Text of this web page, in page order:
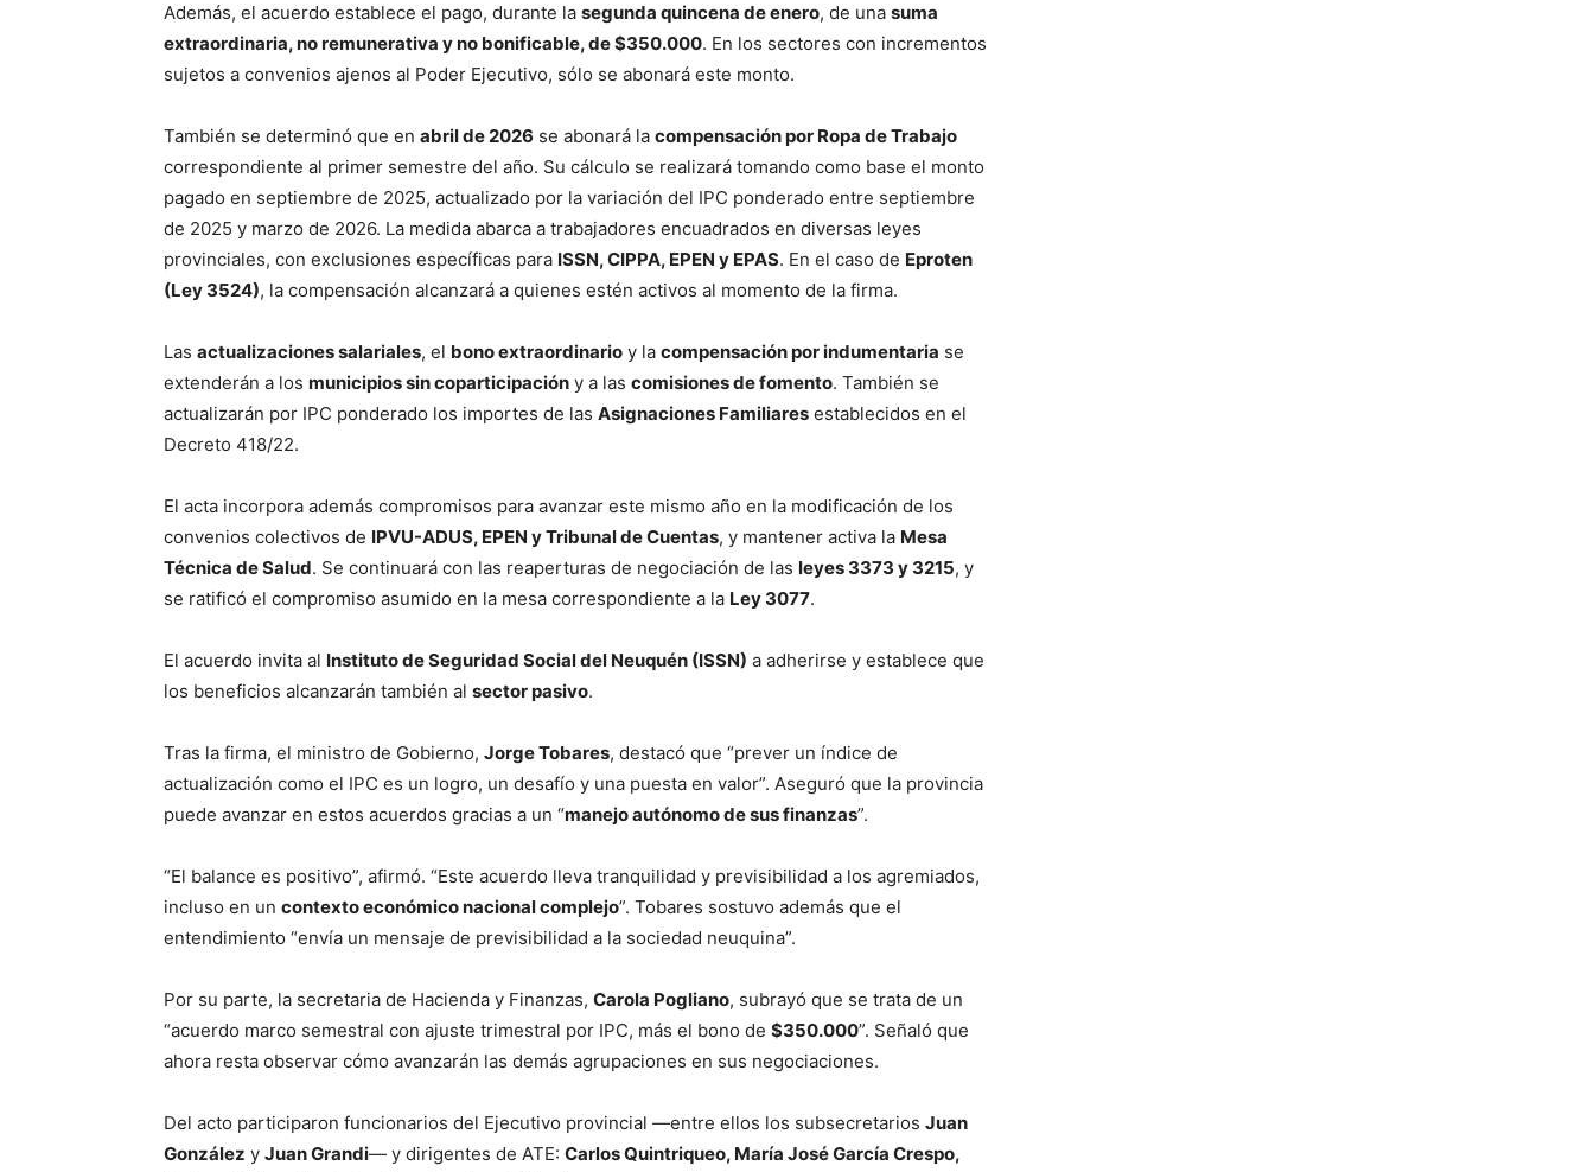
Además, el acuerdo establece el pago, durante la segunda quincena de enero, de una suma
extraordinaria, no remunerativa y no bonificable, de $350.000. En los sectores con incrementos
sujetos a convenios ajenos al Poder Ejecutivo, sólo se abonará este monto.
También se determinó que en abril de 2026 se abonará la compensación por Ropa de Trabajo
correspondiente al primer semestre del año. Su cálculo se realizará tomando como base el monto
pagado en septiembre de 2025, actualizado por la variación del IPC ponderado entre septiembre
de 2025 y marzo de 2026. La medida abarca a trabajadores encuadrados en diversas leyes
provinciales, con exclusiones específicas para ISSN, CIPPA, EPEN y EPAS. En el caso de Eproten
(Ley 3524), la compensación alcanzará a quienes estén activos al momento de la firma.
Las actualizaciones salariales, el bono extraordinario y la compensación por indumentaria se
extenderán a los municipios sin coparticipación y a las comisiones de fomento. También se
actualizarán por IPC ponderado los importes de las Asignaciones Familiares establecidos en el
Decreto 418/22.
El acta incorpora además compromisos para avanzar este mismo año en la modificación de los
convenios colectivos de IPVU-ADUS, EPEN y Tribunal de Cuentas, y mantener activa la Mesa
Técnica de Salud. Se continuará con las reaperturas de negociación de las leyes 3373 y 3215, y
se ratificó el compromiso asumido en la mesa correspondiente a la Ley 3077.
El acuerdo invita al Instituto de Seguridad Social del Neuquén (ISSN) a adherirse y establece que
los beneficios alcanzarán también al sector pasivo.
Tras la firma, el ministro de Gobierno, Jorge Tobares, destacó que “prever un índice de
actualización como el IPC es un logro, un desafío y una puesta en valor”. Aseguró que la provincia
puede avanzar en estos acuerdos gracias a un “manejo autónomo de sus finanzas”.
“El balance es positivo”, afirmó. “Este acuerdo lleva tranquilidad y previsibilidad a los agremiados,
incluso en un contexto económico nacional complejo”. Tobares sostuvo además que el
entendimiento “envía un mensaje de previsibilidad a la sociedad neuquina”.
Por su parte, la secretaria de Hacienda y Finanzas, Carola Pogliano, subrayó que se trata de un
“acuerdo marco semestral con ajuste trimestral por IPC, más el bono de $350.000”. Señaló que
ahora resta observar cómo avanzarán las demás agrupaciones en sus negociaciones.
Del acto participaron funcionarios del Ejecutivo provincial —entre ellos los subsecretarios Juan
González y Juan Grandi— y dirigentes de ATE: Carlos Quintriqueo, María José García Crespo,